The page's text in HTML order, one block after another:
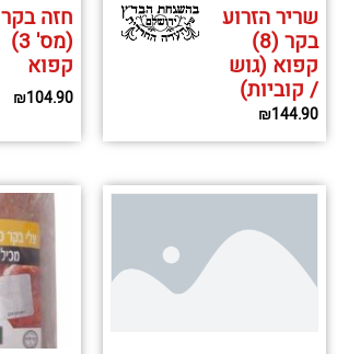
שריר הזרוע
בקר (8)
קפוא (גוש
/ קוביות)
₪144.90
חזה בקר
(מס' 3)
קפוא
₪104.90